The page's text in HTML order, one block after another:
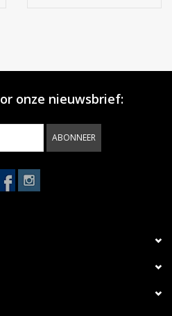
onze nieuwsbrief:
ABONNEER